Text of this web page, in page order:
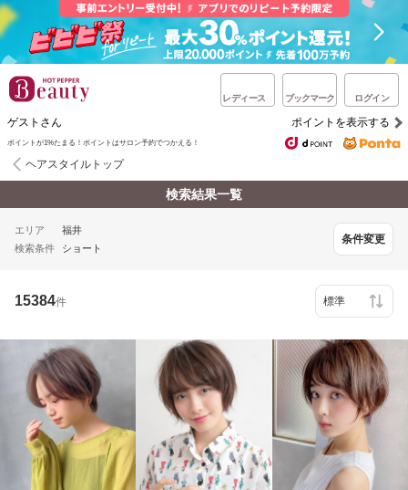
レディース ブックマーク ログイン
ゲストさん ポイントを表示する
ポイントが1%たまる！ポイントはサロン予約でつかえる！
ヘアスタイルトップ
検索結果一覧
エリア
福井
検索条件
ショート
条件変更
15384件